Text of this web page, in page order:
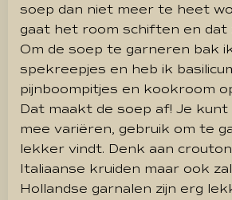
soep dan niet meer te heet
gaat het room schiften en dat
Om de soep te garneren bak
spekreepjes en heb ik
pijnboompitjes en kookroom
Dat maakt de soep af! Je kunt
mee variëren, gebruik om te
lekker vindt. Denk aan
Italiaanse kruiden maar ook
Hollandse garnalen zijn erg